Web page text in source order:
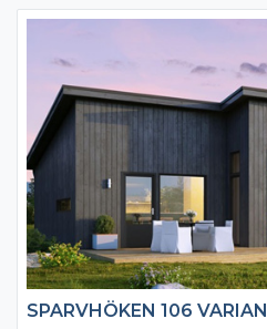
Materialvalen in- och utvändigt
Den smarta planlösningen gör att
önska sig. Vardagsrummet har
matplats med tre stora
att öppna upp innertaket till nock
för att få ännu mer känsla av
tilltagna sovrum, ett badrum och
SPARVHÖKEN 106